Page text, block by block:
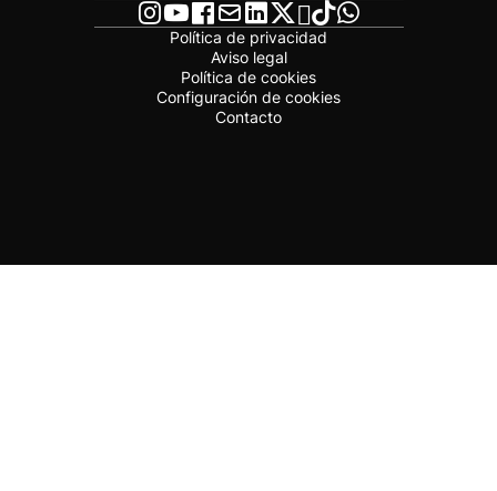
Política de privacidad
Aviso legal
Política de cookies
Configuración de cookies
Contacto